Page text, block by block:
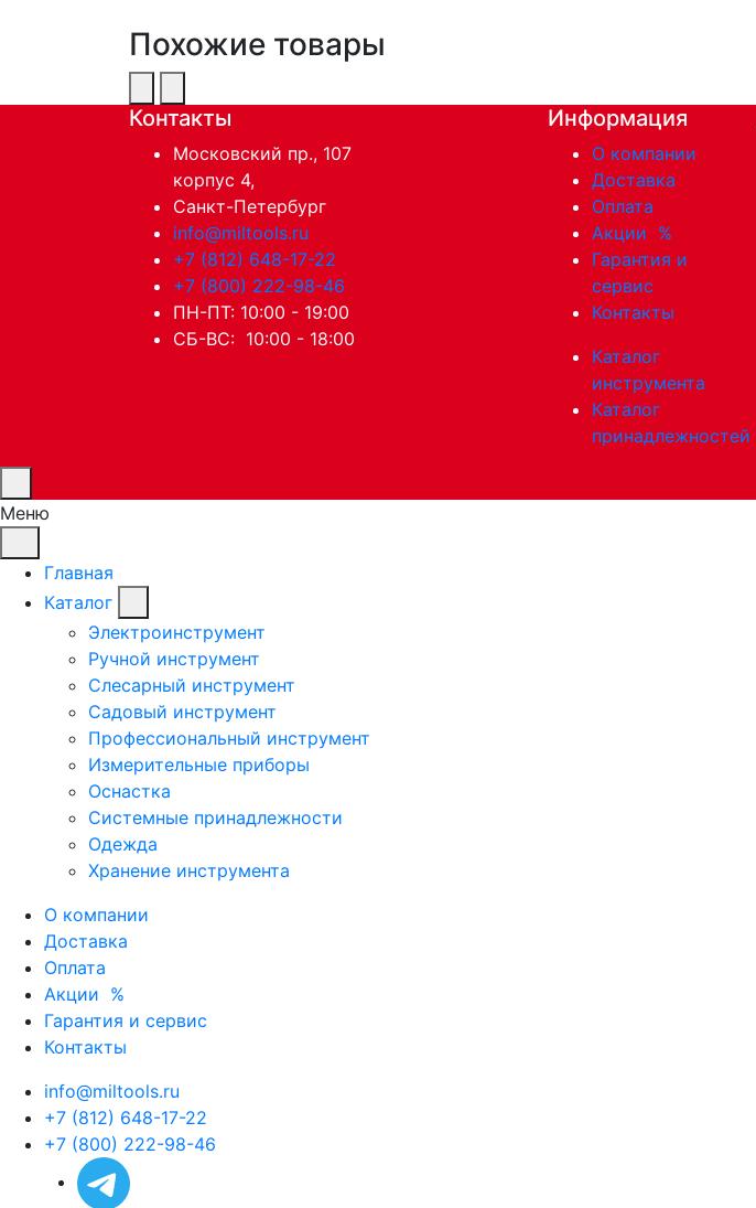
Похожие товары
Контакты
Московский пр., 107
корпус 4,
Санкт-Петербург
info@miltools.ru
+7 (812) 648-17-22
+7 (800) 222-98-46
ПН-ПТ: 10:00 - 19:00
СБ-ВС: 10:00 - 18:00
Информация
О компании
Доставка
Оплата
Акции %
Гарантия и
сервис
Контакты
Каталог
инструмента
Каталог
принадлежностей
Меню
Главная
Каталог
Электроинструмент
Ручной инструмент
Слесарный инструмент
Садовый инструмент
Профессиональный инструмент
Измерительные приборы
Оснастка
Системные принадлежности
Одежда
Хранение инструмента
О компании
Доставка
Оплата
Акции %
Гарантия и сервис
Контакты
info@miltools.ru
+7 (812) 648-17-22
+7 (800) 222-98-46